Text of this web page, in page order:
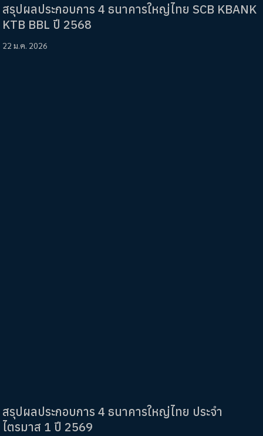
สรุปผลประกอบการ 4 ธนาคารใหญ่ไทย SCB KBANK
KTB BBL ปี 2568
22 ม.ค. 2026
สรุปผลประกอบการ 4 ธนาคารใหญ่ไทย ประจำ
ไตรมาส 1 ปี 2569